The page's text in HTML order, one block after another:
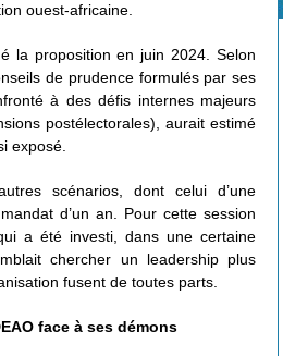
ouest-africaine.
la proposition en juin 2024. Selon
de prudence formulés par ses
à des défis internes majeurs
postélectorales), aurait estimé
exposé.
scénarios, dont celui d’une
d’un an. Pour cette session
a été investi, dans une certaine
chercher un leadership plus
fusent de toutes parts.
face à ses démons